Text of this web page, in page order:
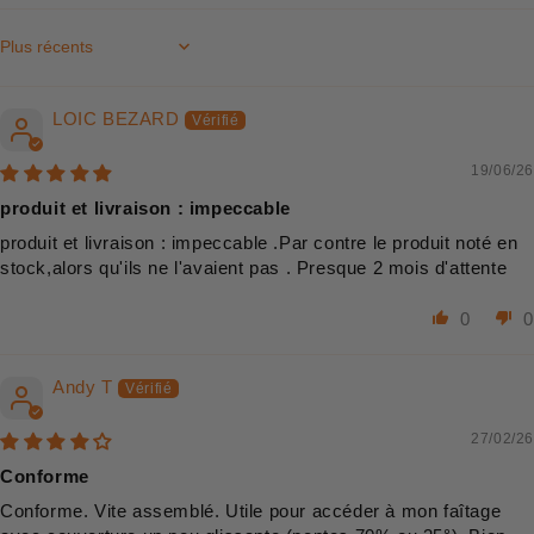
Sort by
LOIC BEZARD
19/06/26
produit et livraison : impeccable
produit et livraison : impeccable .Par contre le produit noté en
stock,alors qu'ils ne l'avaient pas . Presque 2 mois d'attente
0 0
Andy T
27/02/26
Conforme
Conforme. Vite assemblé. Utile pour accéder à mon faîtage